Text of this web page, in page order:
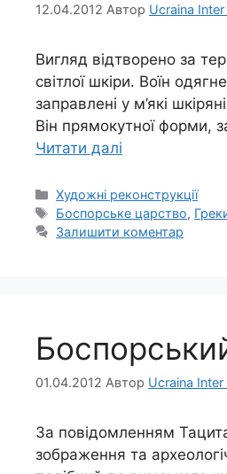
12.04.2012 Автор Ucraina
Вигляд відтворено за
світлої шкіри. Воїн
заправлені у м’які
Він прямокутної форми,
Читати далі
Категорії
Художні реконструкції
Позначки
Боспорське царство,
Залишити коментар
01.04.2012 Автор Ucraina Inter
За повідомленням
зображення та